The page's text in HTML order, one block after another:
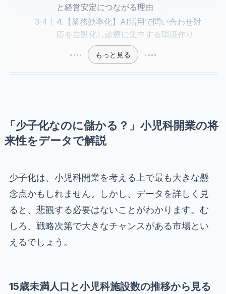
と経営安定につながる理由
4.【業務効率化】AI活用で問い合わせ対
応を自動化し診療に集中する環境作り
もっと見る
「少子化なのに儲かる？」小児科開業の将
来性をデータで解説
少子化は、小児科開業を考える上で最も大きな懸
念点かもしれません。しかし、データを詳しく見
ると、悲観する必要はないことがわかります。む
しろ、戦略次第で大きなチャンスがある市場とい
えるでしょう。
15歳未満人口と小児科施設数の推移から見る